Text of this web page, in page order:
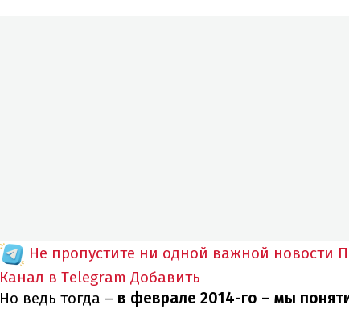
Не пропустите ни одной важной новости
Канал в Telegram Добавить
Но ведь тогда – в феврале 2014-го – мы